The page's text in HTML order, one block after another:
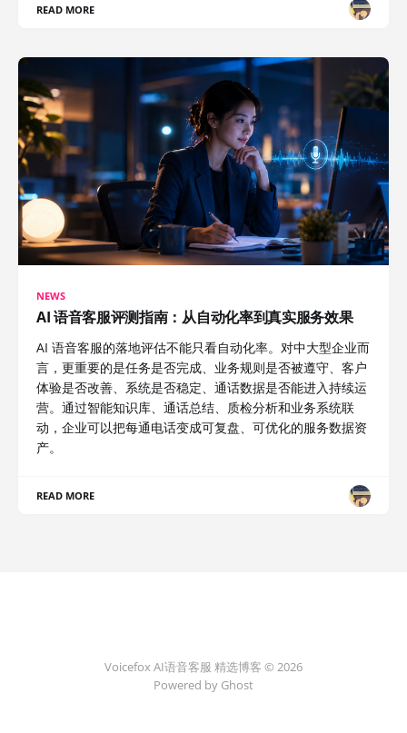
READ MORE
NEWS
AI 语音客服评测指南：从自动化率到真实服务效果
AI 语音客服的落地评估不能只看自动化率。对中大型企业而
言，更重要的是任务是否完成、业务规则是否被遵守、客户
体验是否改善、系统是否稳定、通话数据是否能进入持续运
营。通过智能知识库、通话总结、质检分析和业务系统联
动，企业可以把每通电话变成可复盘、可优化的服务数据资
产。
READ MORE
Voicefox AI语音客服 精选博客 © 2026
Powered by Ghost